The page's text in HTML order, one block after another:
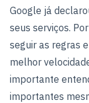
Google já
seus serviços.
seguir as regras
melhor
importante
importantes